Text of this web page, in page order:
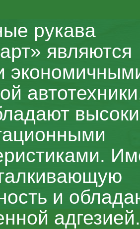
рукава
являются
и
адгезией.